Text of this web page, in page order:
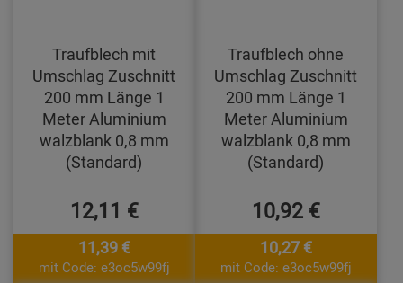
Traufblech mit
Umschlag Zuschnitt
200 mm Länge 1
Meter Aluminium
walzblank 0,8 mm
(Standard)
12,11 €
11,39 €
mit Code: e3oc5w99fj
Traufblech ohne
Umschlag Zuschnitt
200 mm Länge 1
Meter Aluminium
walzblank 0,8 mm
(Standard)
10,92 €
10,27 €
mit Code: e3oc5w99fj